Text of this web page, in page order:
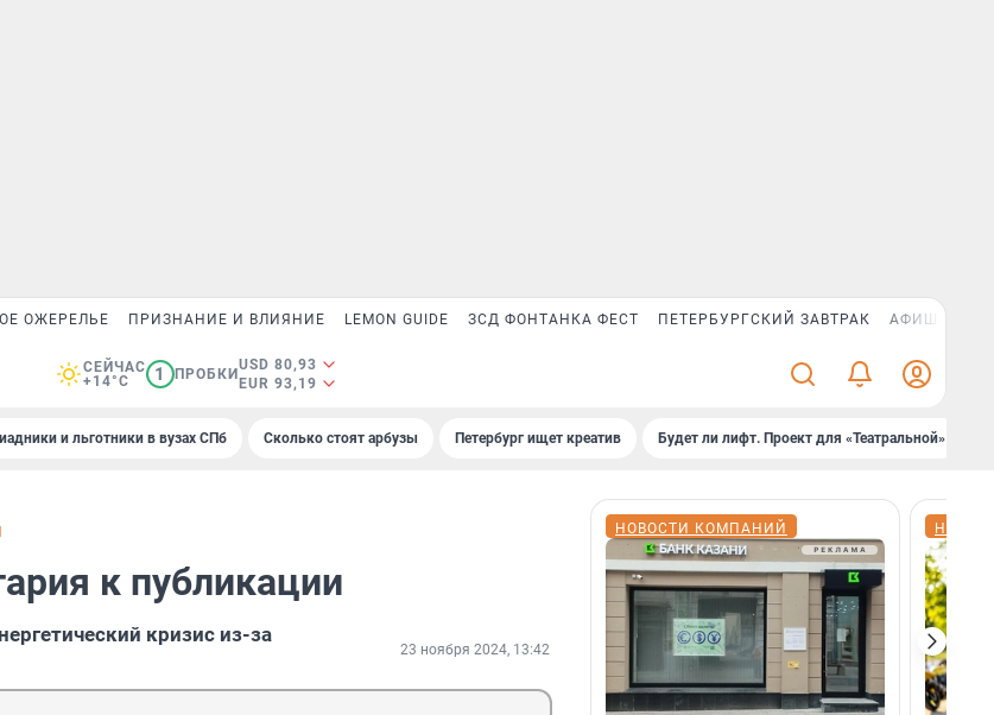
ОЖЕРЕЛЬЕ ПРИЗНАНИЕ И ВЛИЯНИЕ LEMON GUIDE ЗСД ФОНТАНКА ФЕСТ ПЕТЕРБУРГСКИЙ ЗАВТРАК АФИША PLUS
СЕЙЧАС
+14°C
1 ПРОБКИ
USD 80,93
EUR 93,19
и льготники в вузах СПб Сколько стоят арбузы Петербург ищет креатив Будет ли лифт. Проект для «Театральной»
к публикации
кризис из-за
23 ноября 2024, 13:42
НОВОСТИ КОМПАНИЙ